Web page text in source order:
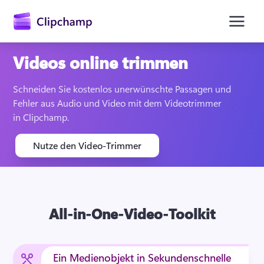
Kostenlos testen
Videos online trimmen
Schneiden Sie kostenlos unerwünschte Passagen und
Fehler aus Audio und Video mit dem Videotrimmer
in Clipchamp.
Nutze den Video-Trimmer
All-in-One-Video-Toolkit
Ein Medienobjekt in Sekundenschnelle